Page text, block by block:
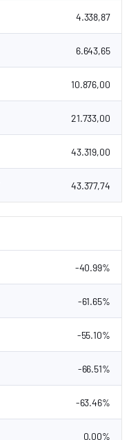
4.338,87
6.643,65
10.876,00
21.733,00
43.319,00
43.377,74
-40.99%
-61.65%
-55.10%
-66.51%
-63.46%
0.00%